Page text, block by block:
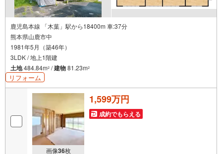
鹿児島本線 「木葉」駅から18400m 車:37分
熊本県山鹿市中
1981年5月（築46年）
3LDK / 地上1階建
土地484.84m2 /建物81.23m2
リフォーム
画像36枚
1,599万円
成約でもらえる